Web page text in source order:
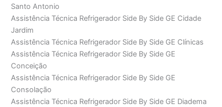
Santo Antonio
Assistência Técnica Refrigerador Side By Side GE Cidade
Jardim
Assistência Técnica Refrigerador Side By Side GE Clínicas
Assistência Técnica Refrigerador Side By Side GE
Conceição
Assistência Técnica Refrigerador Side By Side GE
Consolação
Assistência Técnica Refrigerador Side By Side GE Diadema